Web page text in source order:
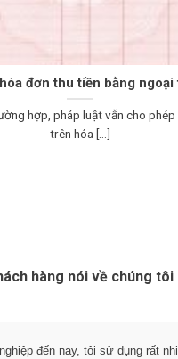
đơn thu tiền bằng ngoại
hợp, pháp luật vẫn cho phép
trên hóa [...]
hàng nói về chúng tôi
đến nay, tôi sử dụng rất